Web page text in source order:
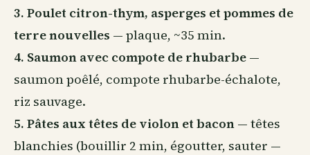
3. Poulet citron-thym, asperges et pommes de
terre nouvelles — plaque, ~35 min.
4. Saumon avec compote de rhubarbe —
saumon poêlé, compote rhubarbe-échalote,
riz sauvage.
5. Pâtes aux têtes de violon et bacon — têtes
blanchies (bouillir 2 min, égoutter, sauter —